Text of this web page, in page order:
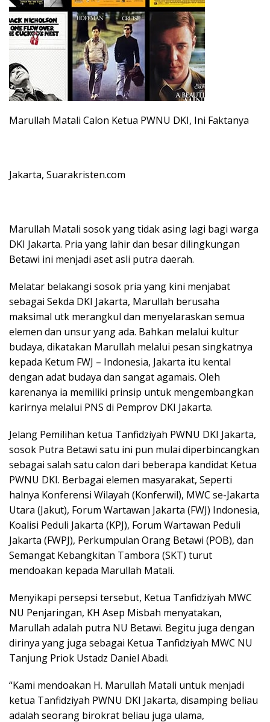
Marullah Matali Calon Ketua PWNU DKI, Ini Faktanya
Jakarta, Suarakristen.com
Marullah Matali sosok yang tidak asing lagi bagi warga
DKI Jakarta. Pria yang lahir dan besar dilingkungan
Betawi ini menjadi aset asli putra daerah.
Melatar belakangi sosok pria yang kini menjabat
sebagai Sekda DKI Jakarta, Marullah berusaha
maksimal utk merangkul dan menyelaraskan semua
elemen dan unsur yang ada. Bahkan melalui kultur
budaya, dikatakan Marullah melalui pesan singkatnya
kepada Ketum FWJ – Indonesia, Jakarta itu kental
dengan adat budaya dan sangat agamais. Oleh
karenanya ia memiliki prinsip untuk mengembangkan
karirnya melalui PNS di Pemprov DKI Jakarta.
Jelang Pemilihan ketua Tanfidziyah PWNU DKI Jakarta,
sosok Putra Betawi satu ini pun mulai diperbincangkan
sebagai salah satu calon dari beberapa kandidat Ketua
PWNU DKI. Berbagai elemen masyarakat, Seperti
halnya Konferensi Wilayah (Konferwil), MWC se-Jakarta
Utara (Jakut), Forum Wartawan Jakarta (FWJ) Indonesia,
Koalisi Peduli Jakarta (KPJ), Forum Wartawan Peduli
Jakarta (FWPJ), Perkumpulan Orang Betawi (POB), dan
Semangat Kebangkitan Tambora (SKT) turut
mendoakan kepada Marullah Matali.
Menyikapi persepsi tersebut, Ketua Tanfidziyah MWC
NU Penjaringan, KH Asep Misbah menyatakan,
Marullah adalah putra NU Betawi. Begitu juga dengan
dirinya yang juga sebagai Ketua Tanfidziyah MWC NU
Tanjung Priok Ustadz Daniel Abadi.
“Kami mendoakan H. Marullah Matali untuk menjadi
ketua Tanfidziyah PWNU DKI Jakarta, disamping beliau
adalah seorang birokrat beliau juga ulama,